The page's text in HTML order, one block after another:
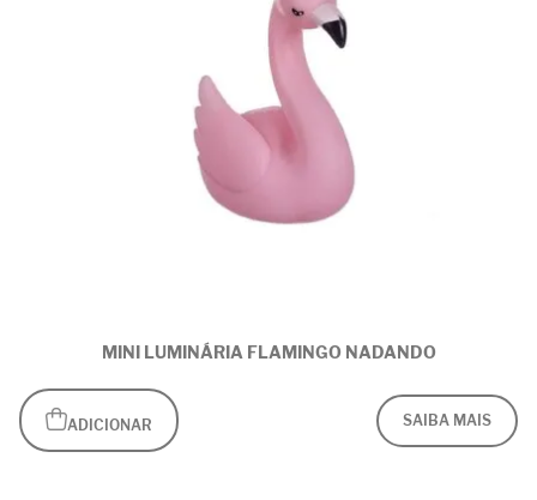
MINI LUMINÁRIA FLAMINGO NADANDO
ADICIONAR SAIBA MAIS